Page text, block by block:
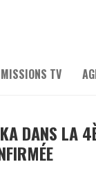
TV
DANS LA